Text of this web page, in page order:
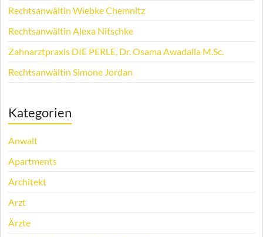
Rechtsanwältin Wiebke Chemnitz
Rechtsanwältin Alexa Nitschke
Zahnarztpraxis DIE PERLE, Dr. Osama Awadalla M.Sc.
Rechtsanwältin Simone Jordan
Kategorien
Anwalt
Apartments
Architekt
Arzt
Ärzte